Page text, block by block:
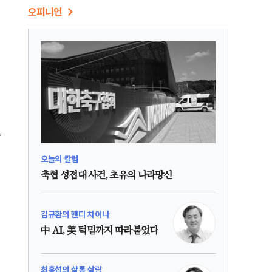
오피니언
오늘의 칼럼
축협 성접대 사건, 초유의 나라망신
김규환의 핸디 차이나
中 AI, 美 턱밑까지 따라붙었다
최홍섭의 샬롬 살람